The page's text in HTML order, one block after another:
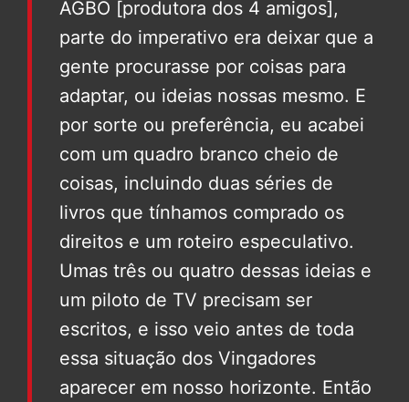
AGBO [produtora dos 4 amigos],
parte do imperativo era deixar que a
gente procurasse por coisas para
adaptar, ou ideias nossas mesmo. E
por sorte ou preferência, eu acabei
com um quadro branco cheio de
coisas, incluindo duas séries de
livros que tínhamos comprado os
direitos e um roteiro especulativo.
Umas três ou quatro dessas ideias e
um piloto de TV precisam ser
escritos, e isso veio antes de toda
essa situação dos Vingadores
aparecer em nosso horizonte. Então